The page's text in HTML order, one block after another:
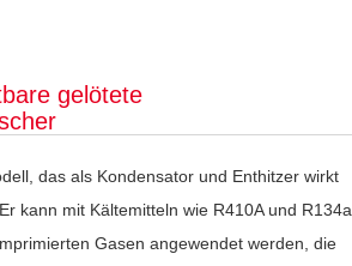
gelötete
das als Kondensator und Enthitzer wirkt
kann mit Kältemitteln wie R410A und R134a
Gasen angewendet werden, die